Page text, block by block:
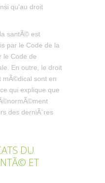
qu'au droit
santÃ© est
par le Code de la
le Code de
En outre, le droit
mÃ©dical sont en
qui explique que
des derniÃ¨res
DU
ET